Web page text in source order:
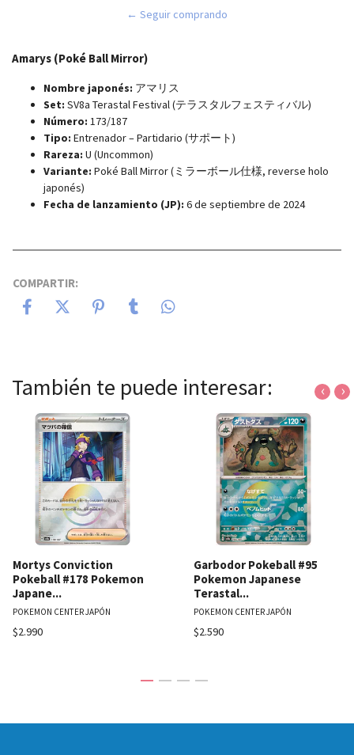
← Seguir comprando
Amarys (Poké Ball Mirror)
Nombre japonés: アマリス
Set: SV8a Terastal Festival (テラスタルフェスティバル)
Número: 173/187
Tipo: Entrenador – Partidario (サポート)
Rareza: U (Uncommon)
Variante: Poké Ball Mirror (ミラーボール仕様, reverse holo
japonés)
Fecha de lanzamiento (JP): 6 de septiembre de 2024
COMPARTIR:
También te puede interesar:
Mortys Conviction
Pokeball #178 Pokemon
Japane...
POKEMON CENTER JAPÓN
$2.990
Garbodor Pokeball #95
Pokemon Japanese
Terastal...
POKEMON CENTER JAPÓN
$2.590
‹ ›